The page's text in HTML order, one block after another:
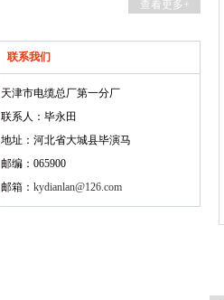
查看更多+
联系我们
天津市电缆总厂第一分厂
联系人：毕永田
地址：河北省大城县毕演马
邮编：065900
邮箱： kydianlan@126.com